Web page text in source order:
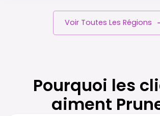
Voir Toutes Les Régions
Pourquoi les
aiment